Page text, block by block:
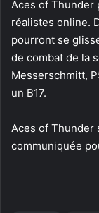
Aces of Thunder
réalistes online.
pourront se
de combat de la
Messerschmitt,
un B17.
Aces of Thunder
communiquée